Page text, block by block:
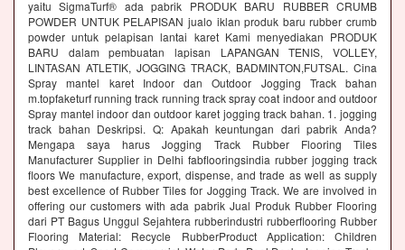
yaitu SigmaTurf® ada pabrik PRODUK BARU RUBBER CRUMB
POWDER UNTUK PELAPISAN jualo iklan produk baru rubber crumb
powder untuk pelapisan lantai karet Kami menyediakan PRODUK
BARU dalam pembuatan lapisan LAPANGAN TENIS, VOLLEY,
LINTASAN ATLETIK, JOGGING TRACK, BADMINTON,FUTSAL. Cina
Spray mantel karet Indoor dan Outdoor Jogging Track bahan
m.topfaketurf running track running track spray coat indoor and outdoor
Spray mantel indoor dan outdoor karet jogging track bahan. 1. jogging
track bahan Deskripsi. Q: Apakah keuntungan dari pabrik Anda?
Mengapa saya harus Jogging Track Rubber Flooring Tiles
Manufacturer Supplier in Delhi fabflooringsindia rubber jogging track
floors We manufacture, export, dispense, and trade as well as supply
best excellence of Rubber Tiles for Jogging Track. We are involved in
offering our customers with ada pabrik Jual Produk Rubber Flooring
dari PT Bagus Unggul Sejahtera rubberindustri rubberflooring Rubber
Flooring Material: Recycle RubberProduct Application: Children